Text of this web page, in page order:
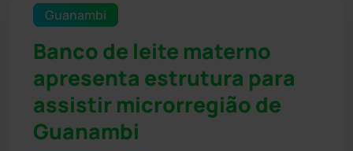
Guanambi
Banco de leite materno
apresenta estrutura para
assistir microrregião de
Guanambi